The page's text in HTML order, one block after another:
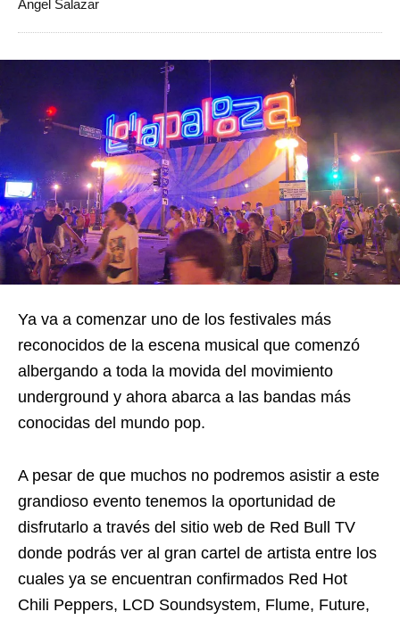
Angel Salazar
Ya va a comenzar uno de los festivales más
reconocidos de la escena musical que comenzó
albergando a toda la movida del movimiento
underground y ahora abarca a las bandas más
conocidas del mundo pop.
A pesar de que muchos no podremos asistir a este
grandioso evento tenemos la oportunidad de
disfrutarlo a través del sitio web de Red Bull TV
donde podrás ver al gran cartel de artista entre los
cuales ya se encuentran confirmados Red Hot
Chili Peppers, LCD Soundsystem, Flume, Future,